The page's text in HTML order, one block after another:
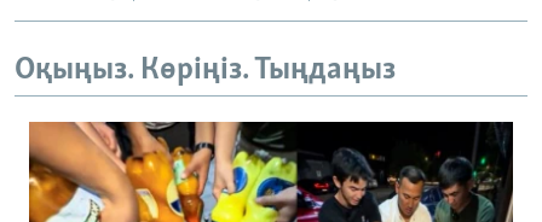
Оқыңыз. Көріңіз. Тыңдаңыз